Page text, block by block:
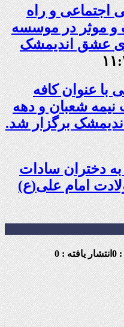
اجتماعی و راه
و موثر در موسسه
عشق اندیمشک
با عنوان کافه
شعبان و دهه
برگزار شد.
دختران سادات
امام علی(ع)
0
انتشار یافته : 0